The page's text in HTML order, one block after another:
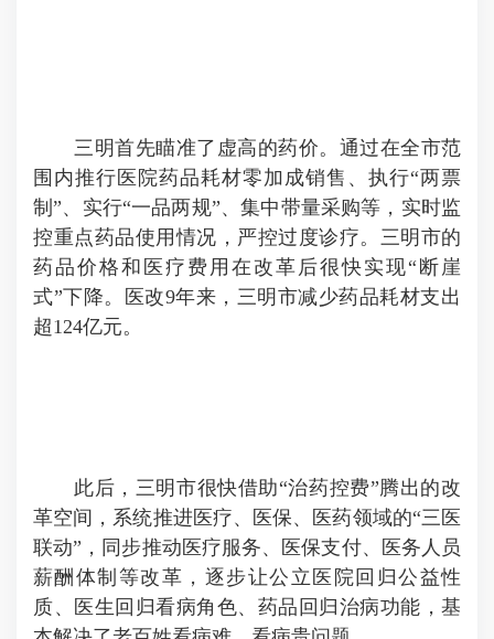
三明首先瞄准了虚高的药价。通过在全市范
围内推行医院药品耗材零加成销售、执行“两票
制”、实行“一品两规”、集中带量采购等，实时监
控重点药品使用情况，严控过度诊疗。三明市的
药品价格和医疗费用在改革后很快实现“断崖
式”下降。医改9年来，三明市减少药品耗材支出
超124亿元。
此后，三明市很快借助“治药控费”腾出的改
革空间，系统推进医疗、医保、医药领域的“三医
联动”，同步推动医疗服务、医保支付、医务人员
薪酬体制等改革，逐步让公立医院回归公益性
质、医生回归看病角色、药品回归治病功能，基